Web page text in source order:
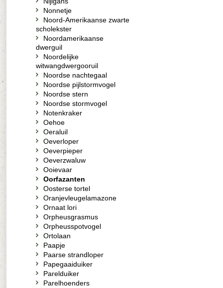
Nonnetje
Noord-Amerikaanse zwarte
scholekster
Noordamerikaanse
dwerguil
Noordelijke
witwangdwergooruil
Noordse nachtegaal
Noordse pijlstormvogel
Noordse stern
Noordse stormvogel
Notenkraker
Oehoe
Oeraluil
Oeverloper
Oeverpieper
Oeverzwaluw
Ooievaar
Oorfazanten
Oosterse tortel
Oranjevleugelamazone
Ornaat lori
Orpheusgrasmus
Orpheusspotvogel
Ortolaan
Paapje
Paarse strandloper
Papegaaiduiker
Parelduiker
Parelhoenders